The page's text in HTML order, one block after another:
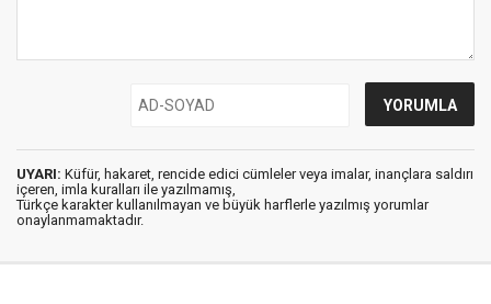
UYARI: Küfür, hakaret, rencide edici cümleler veya imalar, inançlara saldırı
içeren, imla kuralları ile yazılmamış,
Türkçe karakter kullanılmayan ve büyük harflerle yazılmış yorumlar
onaylanmamaktadır.